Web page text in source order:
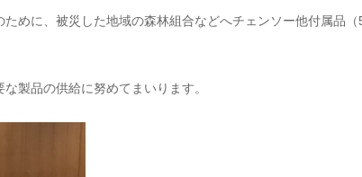
めに、被災した地域の森林組合などへチェンソー他付属品
製品の供給に努めてまいります。